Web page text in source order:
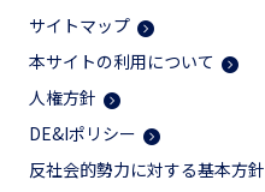
サイトマップ
本サイトの利用について
人権方針
DE&Iポリシー
反社会的勢力に対する基本方針